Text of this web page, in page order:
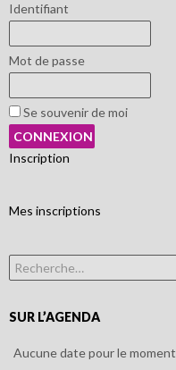
Identifiant
Mot de passe
Se souvenir de moi
Inscription
Mes inscriptions
Rechercher :
SUR L’AGENDA
Aucune date pour le moment